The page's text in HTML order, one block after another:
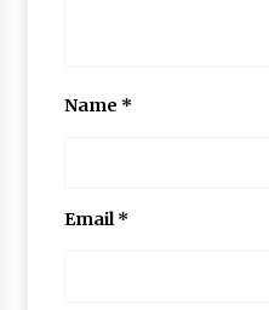
Name *
Email*